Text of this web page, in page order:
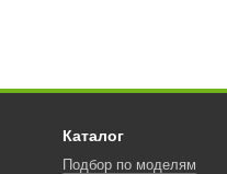
Каталог
Подбор по моделям